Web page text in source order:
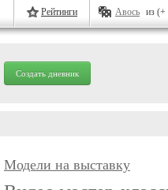
Рейтинги Авось из (+
Создать дневник
Модели на выставку